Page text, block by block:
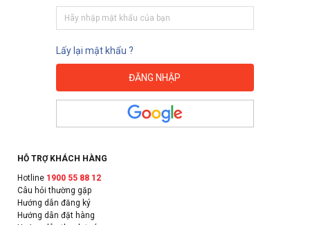
Lấy lại mật khẩu ?
HỖ TRỢ KHÁCH HÀNG
Hotline 1900 55 88 12
Câu hỏi thường gặp
Hướng dẫn đăng ký
Hướng dẫn đặt hàng